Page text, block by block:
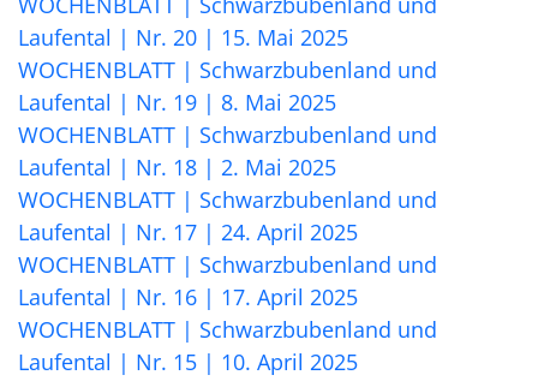
Laufental | Nr. 20 | 15. Mai 2025
WOCHENBLATT | Schwarzbubenland und
Laufental | Nr. 19 | 8. Mai 2025
WOCHENBLATT | Schwarzbubenland und
Laufental | Nr. 18 | 2. Mai 2025
WOCHENBLATT | Schwarzbubenland und
Laufental | Nr. 17 | 24. April 2025
WOCHENBLATT | Schwarzbubenland und
Laufental | Nr. 16 | 17. April 2025
WOCHENBLATT | Schwarzbubenland und
Laufental | Nr. 15 | 10. April 2025